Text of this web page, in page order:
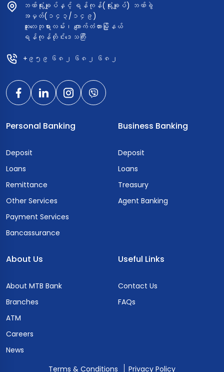
ဘဏ်ရုံးချုပ်နှင့် ရန်ကုန်(ရုံးချုပ်) ဘဏ်ခွဲ
အမှတ်(၁၄၃/၁၄၉)
ဆူးလေဘုရားလမ်း၊ ကျောက်တံတားမြို့နယ်
ရန်ကုန်တိုင်းဒေသကြီး
+၉၅၉ ၆၈၂ ၆၈၂ ၆၈၂
Personal Banking
Deposit
Loans
Remittance
Other Services
Payment Services
Bancassurance
Business Banking
Deposit
Loans
Treasury
Agent Banking
About Us
About MTB Bank
Branches
ATM
Careers
News
Useful Links
Contact Us
FAQs
Terms & Conditions Privacy Policy